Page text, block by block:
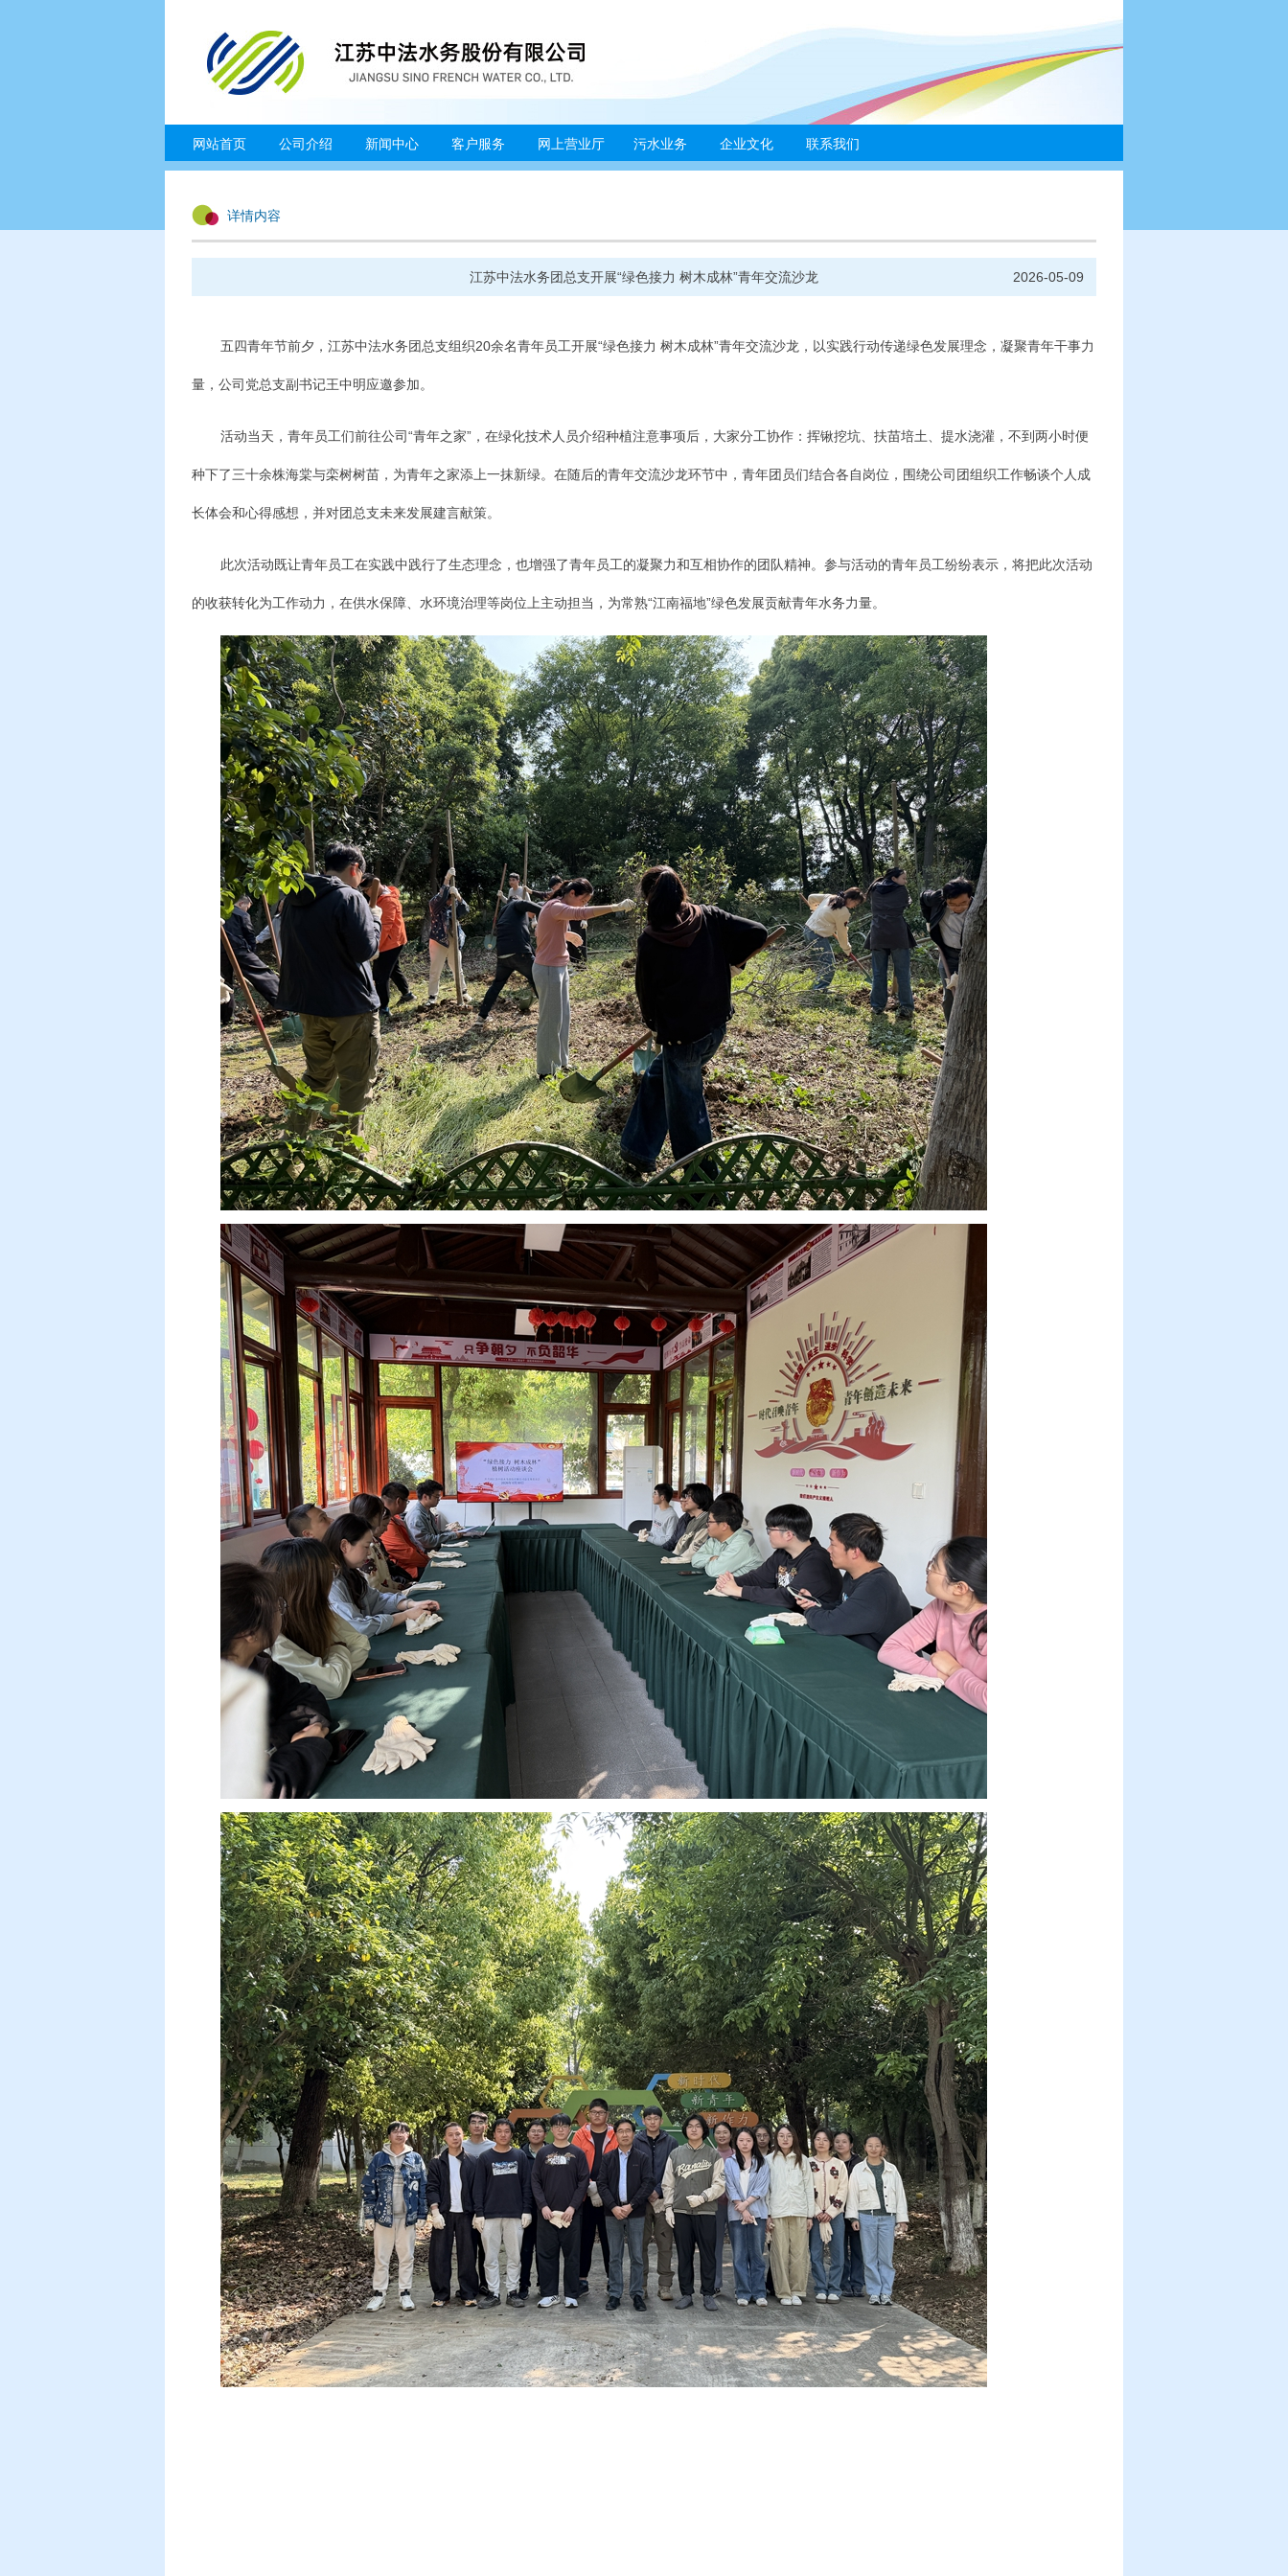
网站首页 公司介绍 新闻中心 客户服务 网上营业厅 污水业务 企业文化 联系我们
详情内容
江苏中法水务团总支开展“绿色接力 树木成林”青年交流沙龙 2026-05-09
五四青年节前夕，江苏中法水务团总支组织20余名青年员工开展“绿色接力 树木成林”青年交流沙龙，以实践行动传递绿色发展理念，凝聚青年干事力
量，公司党总支副书记王中明应邀参加。
活动当天，青年员工们前往公司“青年之家”，在绿化技术人员介绍种植注意事项后，大家分工协作：挥锹挖坑、扶苗培土、提水浇灌，不到两小时便
种下了三十余株海棠与栾树树苗，为青年之家添上一抹新绿。在随后的青年交流沙龙环节中，青年团员们结合各自岗位，围绕公司团组织工作畅谈个人成
长体会和心得感想，并对团总支未来发展建言献策。
此次活动既让青年员工在实践中践行了生态理念，也增强了青年员工的凝聚力和互相协作的团队精神。参与活动的青年员工纷纷表示，将把此次活动
的收获转化为工作动力，在供水保障、水环境治理等岗位上主动担当，为常熟“江南福地”绿色发展贡献青年水务力量。